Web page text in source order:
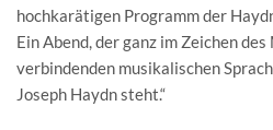
hochkarätigen Programm der
Ein Abend, der ganz im Zeichen
verbindenden musikalischen
Joseph Haydn steht.“